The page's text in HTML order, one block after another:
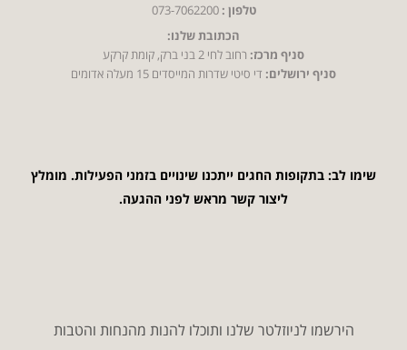
טלפון : 073-7062200
הכתובת שלנו:
סניף מרכז:רחוב לחי 2 בני ברק, קומת קרקע
סניף ירושלים:די סיטי שדרות המייסדים 15 מעלה אדומים
שימו לב: בתקופות החגים ייתכנו שינויים בזמני הפעילות. מומלץ
ליצור קשר מראש לפני ההגעה.
הירשמו לניוזלטר שלנו ותוכלו להנות מהנחות והטבות